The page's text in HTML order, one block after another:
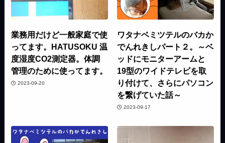
業務用だけど一般家庭で使
ってます。HATUSOKU 温
度湿度CO2測定器。体調
管理のために使ってます。
2023-09-20
ワタナベミツテルのバカか
でんれきしパート２。～ベ
ッドにモニターアームと
19型のワイドテレビを取
り付けて、さらにパソコン
を繋げていた話～
2023-09-17